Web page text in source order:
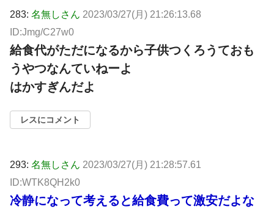
283: 名無しさん 2023/03/27(月) 21:26:13.68
ID:Jmg/C27w0
給食代がただになるから子供つくろうておも
うやつなんていねーよ
はかすぎんだよ
レスにコメント
293: 名無しさん 2023/03/27(月) 21:28:57.61
ID:WTK8QH2k0
冷静になって考えると給食費って激安だよな